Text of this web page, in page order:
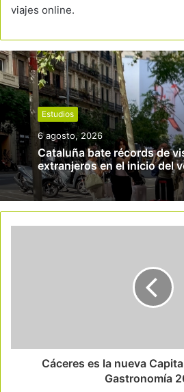
viajes online.
Estudios
6 agosto, 2026
Cataluña bate récords de
extranjeros en el inicio del
Cáceres es la nueva
Gastronomía